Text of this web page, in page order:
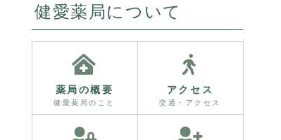
健愛薬局について
薬局の概要
健愛薬局のこと
アクセス
交通・アクセス